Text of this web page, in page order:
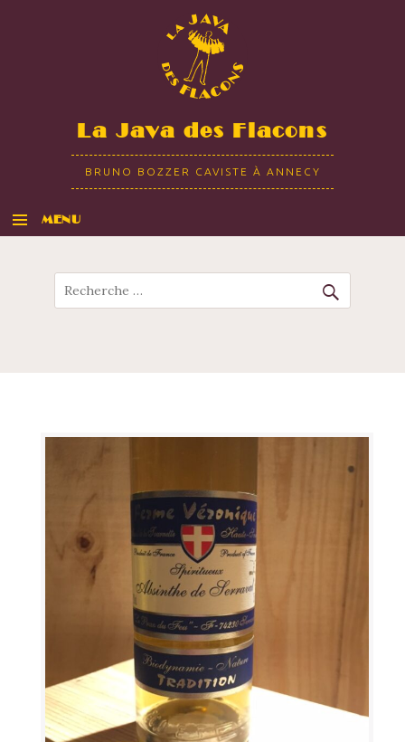
La Java des Flacons
BRUNO BOZZER CAVISTE À ANNECY
MENU
Recherche